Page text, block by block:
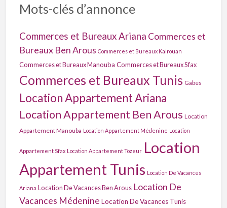
Mots-clés d’annonce
Commerces et Bureaux Ariana Commerces et
Bureaux Ben Arous Commerces et Bureaux Kairouan
Commerces et Bureaux Manouba Commerces et Bureaux Sfax
Commerces et Bureaux Tunis Gabes
Location Appartement Ariana
Location Appartement Ben Arous Location
Appartement Manouba Location Appartement Médenine Location
Appartement Sfax Location Appartement Tozeur Location
Appartement Tunis Location De Vacances
Ariana Location De Vacances Ben Arous Location De
Vacances Médenine Location De Vacances Tunis